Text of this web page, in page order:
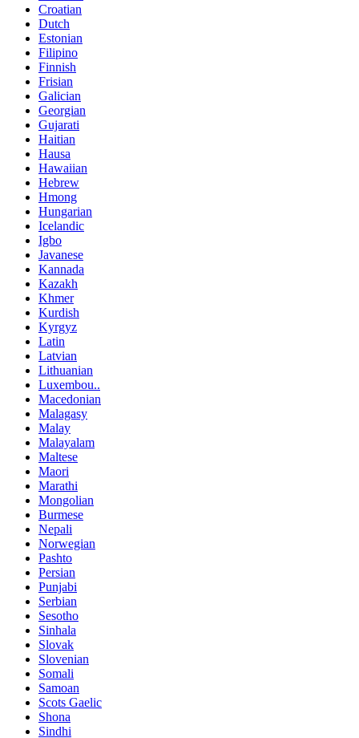
Croatian
Dutch
Estonian
Filipino
Finnish
Frisian
Galician
Georgian
Gujarati
Haitian
Hausa
Hawaiian
Hebrew
Hmong
Hungarian
Icelandic
Igbo
Javanese
Kannada
Kazakh
Khmer
Kurdish
Kyrgyz
Latin
Latvian
Lithuanian
Luxembou..
Macedonian
Malagasy
Malay
Malayalam
Maltese
Maori
Marathi
Mongolian
Burmese
Nepali
Norwegian
Pashto
Persian
Punjabi
Serbian
Sesotho
Sinhala
Slovak
Slovenian
Somali
Samoan
Scots Gaelic
Shona
Sindhi